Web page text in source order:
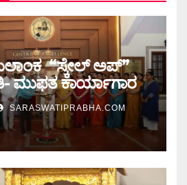
“ಸ್ಕೇಲ್ ಅಪ್”
ಮುಫತ ಕಾರ್ಯಾಗಾರ
SARASWATIPRABHA.COM